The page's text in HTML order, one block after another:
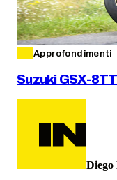
Approfondimenti
Suzuki GSX-